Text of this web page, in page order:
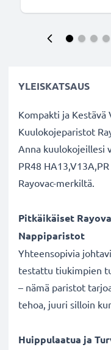
YLEISKATSAUS
Kompakti ja Kestävä
Kuulokojeparistot
Anna kuulokojeillesi
PR48
Rayovac-merkiltä.
Pitkäikäiset
Nappiparistot
Yhteensopivia
testattu tiukimpien
– nämä paristot
tehoa, juuri silloin
Huippulaatua ja